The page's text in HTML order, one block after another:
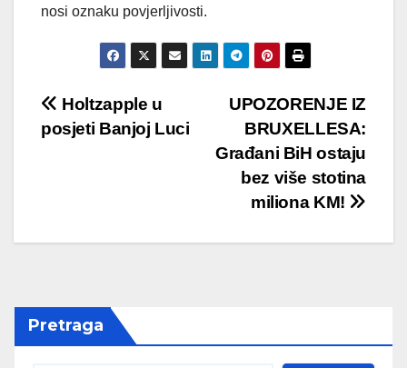
nosi oznaku povjerljivosti.
Post
navigation
UPOZORENJE IZ
BRUXELLESA:
Građani BiH ostaju
bez više stotina
miliona KM!
Holtzapple u
posjeti Banjoj Luci
Pretraga